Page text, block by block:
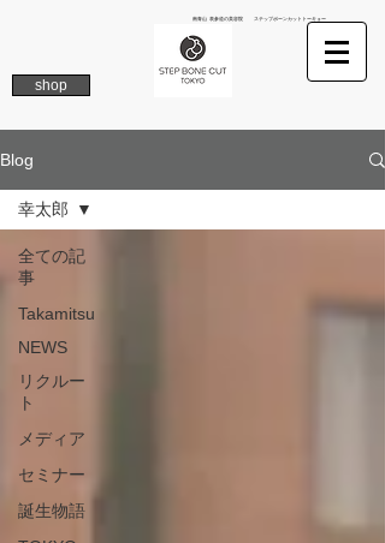
南青山 表参道の美容院 ステップボーンカットトーキョー
shop
Blog
全ての記
事
Takamitsu
NEWS
リクルー
ト
メディア
セミナー
誕生物語
幸太郎